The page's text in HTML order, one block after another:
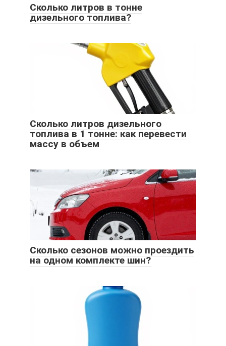
Сколько литров в тонне
дизельного топлива?
Сколько литров дизельного
топлива в 1 тонне: как перевести
массу в объем
Сколько сезонов можно проездить
на одном комплекте шин?